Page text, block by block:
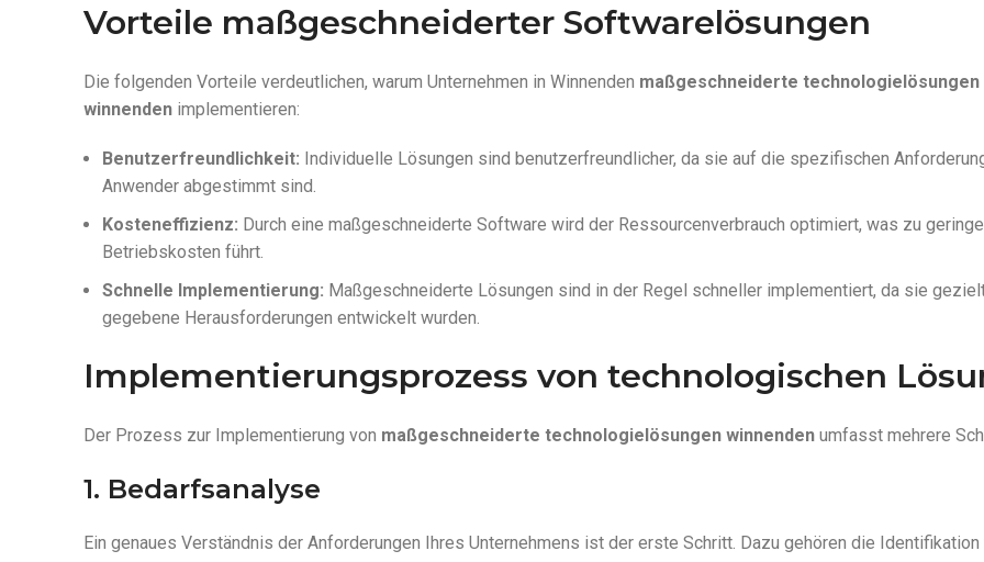
Vorteile maßgeschneiderter Softwarelösungen
Die folgenden Vorteile verdeutlichen, warum Unternehmen in Winnenden maßgeschneiderte technologielösungen
winnenden implementieren:
Benutzerfreundlichkeit: Individuelle Lösungen sind benutzerfreundlicher, da sie auf die spezifischen
Anwender abgestimmt sind.
Kosteneffizienz: Durch eine maßgeschneiderte Software wird der Ressourcenverbrauch optimiert, was zu
Betriebskosten führt.
Schnelle Implementierung: Maßgeschneiderte Lösungen sind in der Regel schneller implementiert, da sie
gegebene Herausforderungen entwickelt wurden.
Implementierungsprozess von technologischen
Der Prozess zur Implementierung von maßgeschneiderte technologielösungen winnenden umfasst mehrere
1. Bedarfsanalyse
Ein genaues Verständnis der Anforderungen Ihres Unternehmens ist der erste Schritt. Dazu gehören die Identifikation